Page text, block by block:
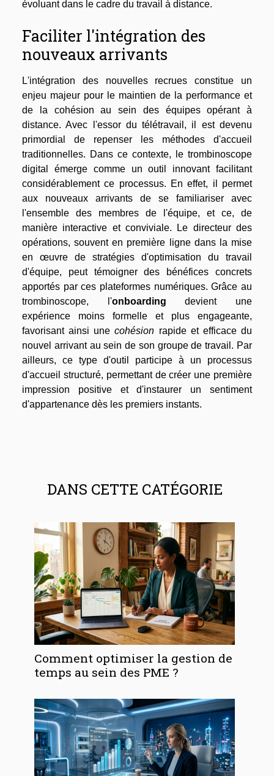
évoluant dans le cadre du travail à distance.
Faciliter l'intégration des
nouveaux arrivants
L'intégration des nouvelles recrues constitue un
enjeu majeur pour le maintien de la performance et
de la cohésion au sein des équipes opérant à
distance. Avec l'essor du télétravail, il est devenu
primordial de repenser les méthodes d'accueil
traditionnelles. Dans ce contexte, le trombinoscope
digital émerge comme un outil innovant facilitant
considérablement ce processus. En effet, il permet
aux nouveaux arrivants de se familiariser avec
l'ensemble des membres de l'équipe, et ce, de
manière interactive et conviviale. Le directeur des
opérations, souvent en première ligne dans la mise
en œuvre de stratégies d'optimisation du travail
d'équipe, peut témoigner des bénéfices concrets
apportés par ces plateformes numériques. Grâce au
trombinoscope, l'onboarding devient une
expérience moins formelle et plus engageante,
favorisant ainsi unecohésion rapide et efficace du
nouvel arrivant au sein de son groupe de travail. Par
ailleurs, ce type d'outil participe à un processus
d'accueil structuré, permettant de créer une première
impression positive et d'instaurer un sentiment
d'appartenance dès les premiers instants.
DANS CETTE CATÉGORIE
Comment optimiser la gestion de
temps au sein des PME ?